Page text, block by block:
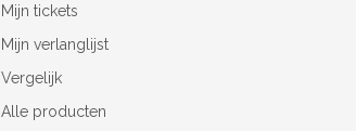
Mijn tickets
Mijn verlanglijst
Vergelijk
Alle producten